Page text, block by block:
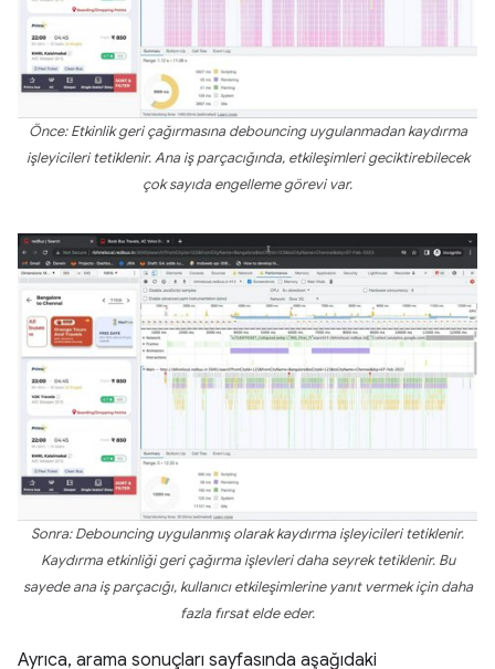
Önce: Etkinlik geri çağırmasına debouncing uygulanmadan kaydırma
işleyicileri tetiklenir. Ana iş parçacığında, etkileşimleri geciktirebilecek
çok sayıda engelleme görevi var.
Sonra: Debouncing uygulanmış olarak kaydırma işleyicileri tetiklenir.
Kaydırma etkinliği geri çağırma işlevleri daha seyrek tetiklenir. Bu
sayede ana iş parçacığı, kullanıcı etkileşimlerine yanıt vermek için daha
fazla fırsat elde eder.
Ayrıca, arama sonuçları sayfasında aşağıdaki